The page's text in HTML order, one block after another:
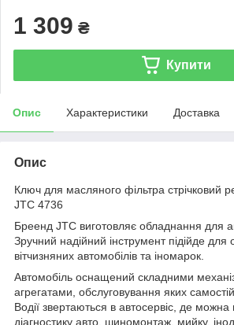
1 309 ₴
Купити
Опис Характеристики Доставка
Опис
Ключ для масляного фільтра стрічковий
JTC 4736
Бреенд JTC виготовляє обладнання для
Зручний надійний інструмент підійде для
вітчизняних автомобілів та іномарок.
Автомобіль оснащений складними
агрегатами, обслуговування яких
Водії звертаються в автосервіс, де можна
діагностику авто, шиномонтаж, мийку,